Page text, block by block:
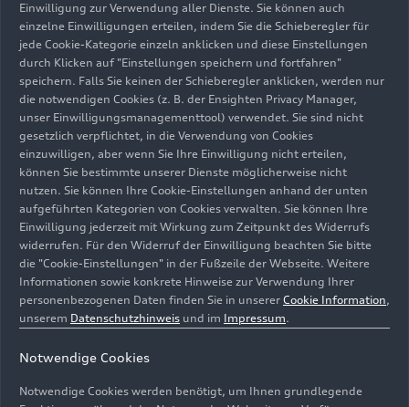
Aus alt mach neu: Projekt MaterialLoop testet
Kreislaufwirtschaftspotenziale von
audi.com 03.03.2023
Einwilligung zur Verwendung aller Dienste. Sie können auch
einzelne Einwilligungen erteilen, indem Sie die Schieberegler für
jede Cookie-Kategorie einzeln anklicken und diese Einstellungen
durch Klicken auf "Einstellungen speichern und fortfahren"
speichern. Falls Sie keinen der Schieberegler anklicken, werden nur
die notwendigen Cookies (z. B. der Ensighten Privacy Manager,
unser Einwilligungsmanagementtool) verwendet. Sie sind nicht
gesetzlich verpflichtet, in die Verwendung von Cookies
einzuwilligen, aber wenn Sie Ihre Einwilligung nicht erteilen,
können Sie bestimmte unserer Dienste möglicherweise nicht
nutzen. Sie können Ihre Cookie-Einstellungen anhand der unten
aufgeführten Kategorien von Cookies verwalten. Sie können Ihre
Einwilligung jederzeit mit Wirkung zum Zeitpunkt des Widerrufs
widerrufen. Für den Widerruf der Einwilligung beachten Sie bitte
die "Cookie-Einstellungen" in der Fußzeile der Webseite. Weitere
Informationen sowie konkrete Hinweise zur Verwendung Ihrer
personenbezogenen Daten finden Sie in unserer Cookie Information,
unserem Datenschutzhinweis und im Impressum.
Notwendige Cookies
Notwendige Cookies werden benötigt, um Ihnen grundlegende